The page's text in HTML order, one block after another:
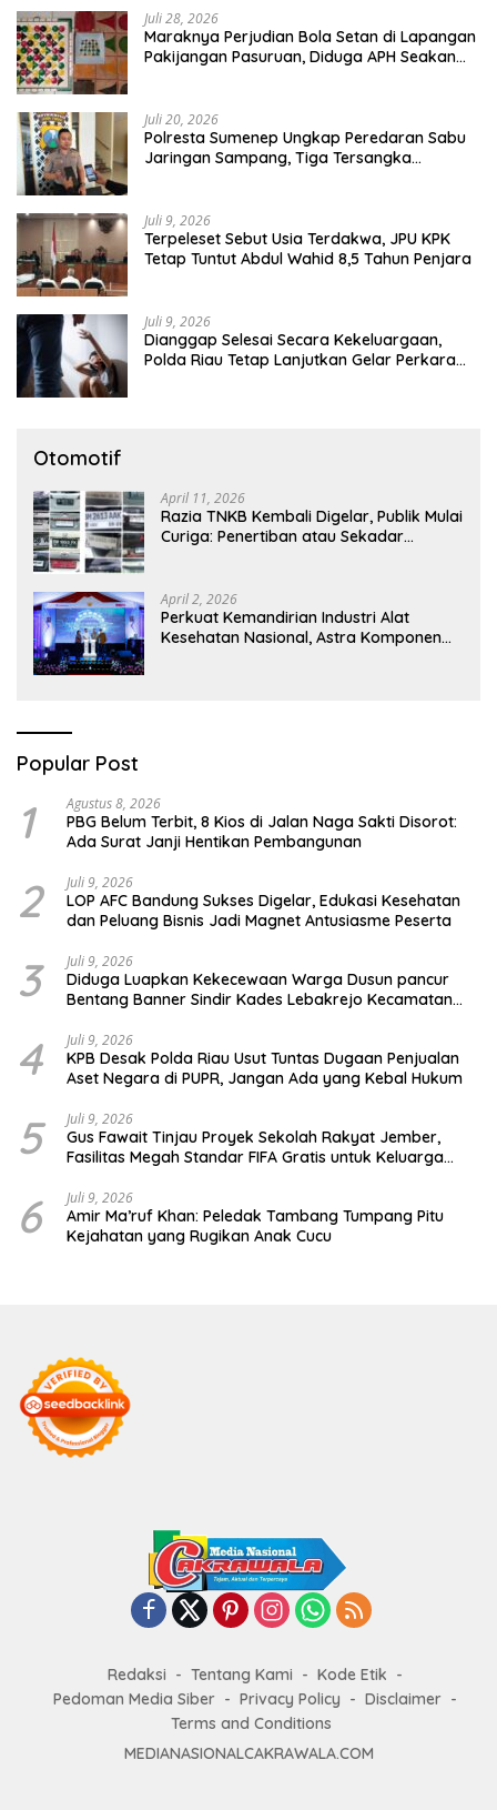
Juli 28, 2026
Maraknya Perjudian Bola Setan di Lapangan
Pakijangan Pasuruan, Diduga APH Seakan
Juli 20, 2026
Polresta Sumenep Ungkap Peredaran Sabu
Jaringan Sampang, Tiga Tersangka
Juli 9, 2026
Terpeleset Sebut Usia Terdakwa, JPU KPK
Tetap Tuntut Abdul Wahid 8,5 Tahun Penjara
Juli 9, 2026
Dianggap Selesai Secara Kekeluargaan,
Polda Riau Tetap Lanjutkan Gelar Perkara
Otomotif
April 11, 2026
Razia TNKB Kembali Digelar, Publik Mulai
Curiga: Penertiban atau Sekadar
April 2, 2026
Perkuat Kemandirian Industri Alat
Kesehatan Nasional, Astra Komponen
Popular Post
1 Agustus 8, 2026
PBG Belum Terbit, 8 Kios di Jalan Naga Sakti Disorot:
Ada Surat Janji Hentikan Pembangunan
2 Juli 9, 2026
LOP AFC Bandung Sukses Digelar, Edukasi Kesehatan
dan Peluang Bisnis Jadi Magnet Antusiasme Peserta
3 Juli 9, 2026
Diduga Luapkan Kekecewaan Warga Dusun pancur
Bentang Banner Sindir Kades Lebakrejo Kecamatan
4 Juli 9, 2026
KPB Desak Polda Riau Usut Tuntas Dugaan Penjualan
Aset Negara di PUPR, Jangan Ada yang Kebal Hukum
5 Juli 9, 2026
Gus Fawait Tinjau Proyek Sekolah Rakyat Jember,
Fasilitas Megah Standar FIFA Gratis untuk Keluarga
6 Juli 9, 2026
Amir Ma’ruf Khan: Peledak Tambang Tumpang Pitu
Kejahatan yang Rugikan Anak Cucu
Redaksi Tentang Kami
Kode Etik
Pedoman Media Siber
Privacy Policy
Disclaimer
Terms and Conditions
MEDIANASIONALCAKRAWALA.COM